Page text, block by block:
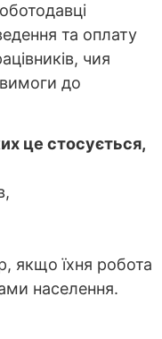
та оплату
чия
вимоги до
це стосується,
якщо їхня робота
населення.